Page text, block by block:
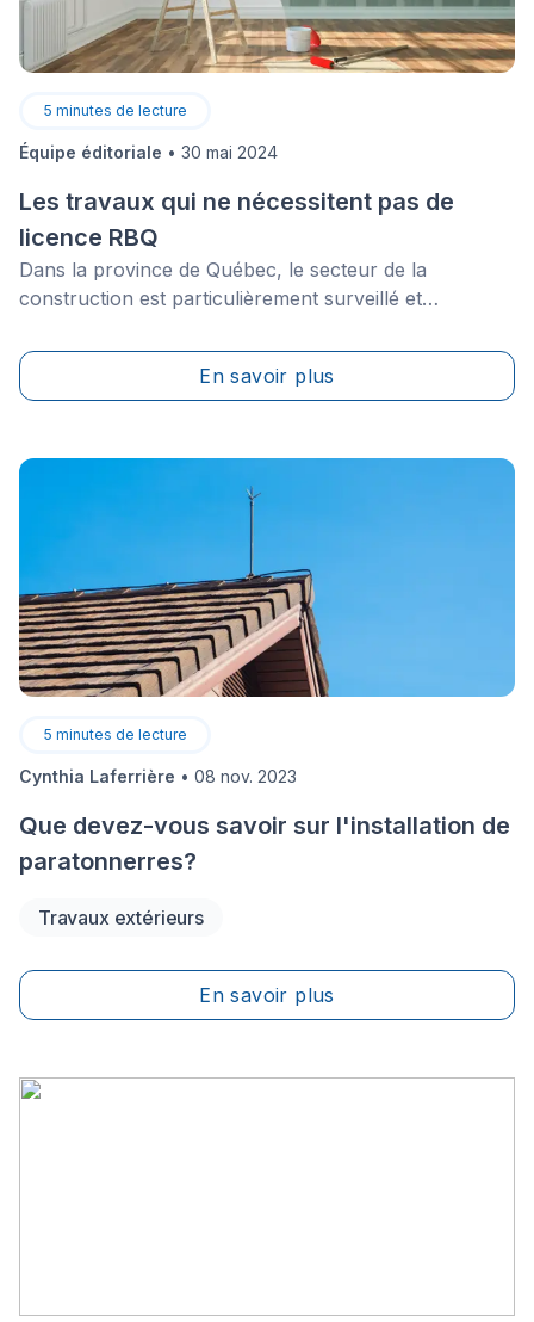
5 minutes de lecture
Équipe éditoriale • 30 mai 2024
Les travaux qui ne nécessitent pas de
licence RBQ
Dans la province de Québec, le secteur de la
construction est particulièrement surveillé et
d’honneur à sensibiliser les propriétaires
de&nbsp;maisons résidentielles sur l’importance de
En savoir plus
5 minutes de lecture
Cynthia Laferrière • 08 nov. 2023
Que devez-vous savoir sur l'installation de
paratonnerres?
Travaux extérieurs
En savoir plus